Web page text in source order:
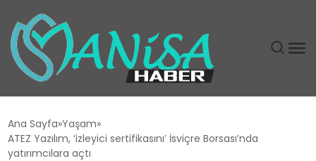
EĞITIM
Ana Sayfa Yaşam
ATEZ Yazılım, ‘izleyici sertifikasını’ İsviçre Borsası’nda
yatırımcılara açtı